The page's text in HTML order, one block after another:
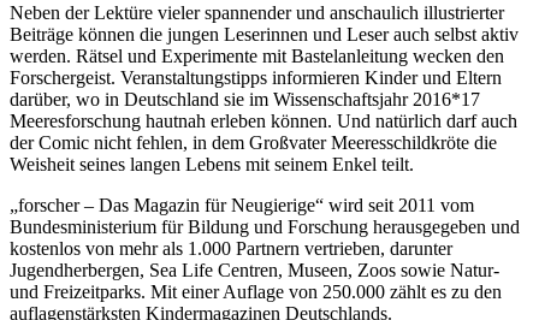
Neben der Lektüre vieler spannender und anschaulich illustrierter
Beiträge können die jungen Leserinnen und Leser auch selbst aktiv
werden. Rätsel und Experimente mit Bastelanleitung wecken den
Forschergeist. Veranstaltungstipps informieren Kinder und Eltern
darüber, wo in Deutschland sie im Wissenschaftsjahr 2016*17
Meeresforschung hautnah erleben können. Und natürlich darf auch
der Comic nicht fehlen, in dem Großvater Meeresschildkröte die
Weisheit seines langen Lebens mit seinem Enkel teilt.
„forscher – Das Magazin für Neugierige“ wird seit 2011 vom
Bundesministerium für Bildung und Forschung herausgegeben und
kostenlos von mehr als 1.000 Partnern vertrieben, darunter
Jugendherbergen, Sea Life Centren, Museen, Zoos sowie Natur-
und Freizeitparks. Mit einer Auflage von 250.000 zählt es zu den
auflagenstärksten Kindermagazinen Deutschlands.